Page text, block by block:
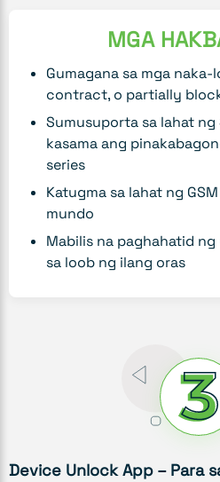
MGA
Gumagana sa mga naka-
contract, o partially
Sumusuporta sa lahat ng
kasama ang
series
Katugma sa lahat ng
mundo
Mabilis na paghahatid
sa loob ng ilang oras
Device Unlock App – Para